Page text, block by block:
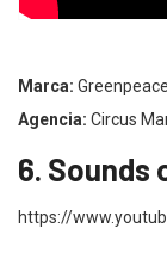
Marca:
Agencia: Circus
6. Sounds
https://